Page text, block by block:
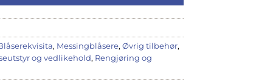
, Messingblåsere, Øvrig tilbehør,
og vedlikehold, Rengjøring og